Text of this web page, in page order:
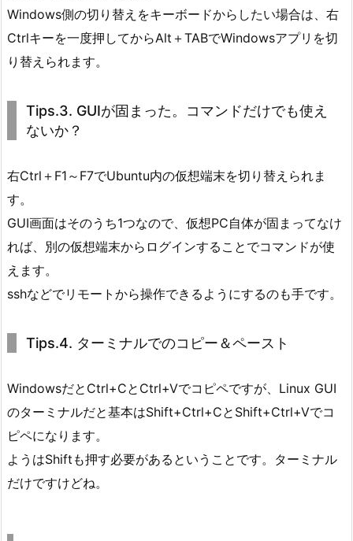
Windows側の切り替えをキーボードからしたい場合は、右
Ctrlキーを一度押してからAlt＋TABでWindowsアプリを切
り替えられます。
Tips.3. GUIが固まった。コマンドだけでも使え
ないか？
右Ctrl＋F1～F7でUbuntu内の仮想端末を切り替えられま
す。
GUI画面はそのうち1つなので、仮想PC自体が固まってなけ
れば、別の仮想端末からログインすることでコマンドが使
えます。
sshなどでリモートから操作できるようにするのも手です。
Tips.4. ターミナルでのコピー＆ペースト
WindowsだとCtrl+CとCtrl+Vでコピペですが、Linux GUI
のターミナルだと基本はShift+Ctrl+CとShift+Ctrl+Vでコ
ピペになります。
ようはShiftも押す必要があるということです。ターミナル
だけですけどね。